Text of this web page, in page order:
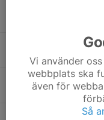
19:20
Gympass
Nordic
Vi använder
webbplats ska
även för
Så